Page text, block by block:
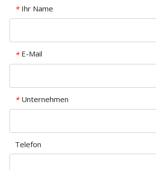
* Ihr Name
* E-Mail
* Unternehmen
Telefon